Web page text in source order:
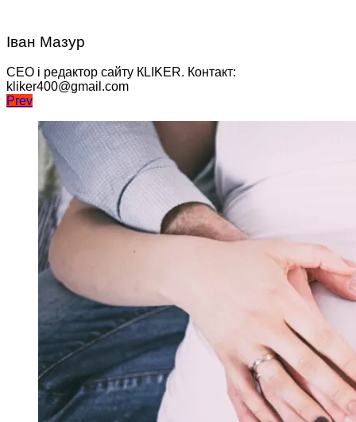
Іван Мазур
CEO і редактор сайту КLIKER. Контакт:
kliker400@gmail.com
Навігація
записів
Prev